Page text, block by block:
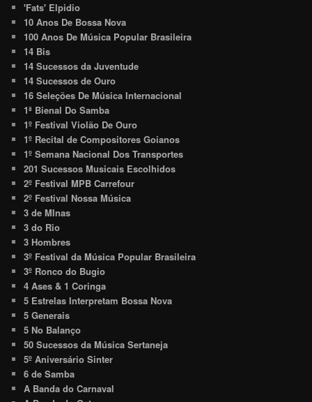
'Fats' Elpidio
10 Anos De Bossa Nova
100 Anos De Música Popular Brasileira
14 Bis
14 Sucessos da Juventude
14 Sucessos de Ouro
16 Seleções De Música Internacional
1ª Bienal Do Samba
1º Festival Violão De Ouro
1º Recital de Compositores Goianos
1º Semana Nacional Dos Transportes
201 Sucessos Musicais Escolhidos
2º Festival MPB Carrefour
2º Festival Nossa Música
3 de MInas
3 do Rio
3 Hombres
3º Festival da Música Popular Brasileira
3º Ronco do Bugio
4 Ases & 1 Coringa
5 Estrelas Interpretam Bossa Nova
5 Generais
5 No Balanço
50 Sucessos da Música Sertaneja
5º Aniversário Sinter
6 de Samba
A Banda do Carnaval